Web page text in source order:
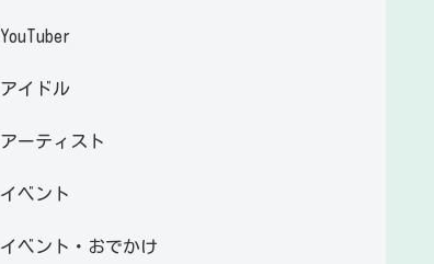
YouTuber
アイドル
アーティスト
イベント
イベント・おでかけ